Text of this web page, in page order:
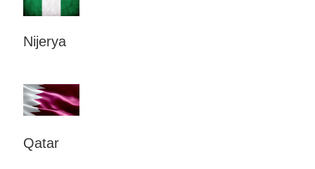
Nijerya
Qatar